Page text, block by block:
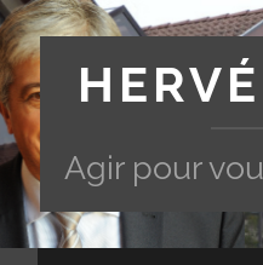
Agir pour